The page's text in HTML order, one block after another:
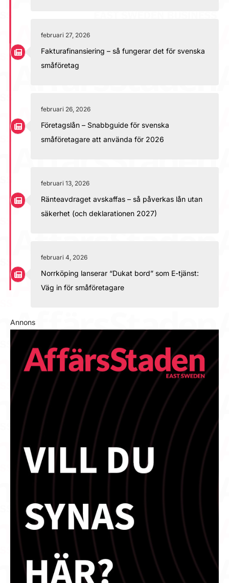
februari 27, 2026
Fakturafinansiering – så fungerar det för svenska
småföretag
februari 26, 2026
Företagslån – Snabbguide för svenska
småföretagare att använda för 2026
februari 13, 2026
Ränteavdraget avskaffas – så påverkas lån utan
säkerhet (och deklarationen 2027)
februari 4, 2026
Norrköping lanserar “Dukat bord” som E-tjänst:
Väg in för småföretagare
Annons